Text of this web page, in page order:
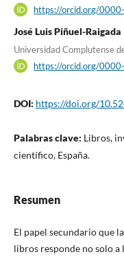
https://orcid.org/
José Luis Piñuel-Raigada
Universidad Complutense
https://orcid.org/
DOI: https://doi.org/
Palabras clave: Libros,
científico, España.
Resumen
El papel secundario que
libros responde no solo